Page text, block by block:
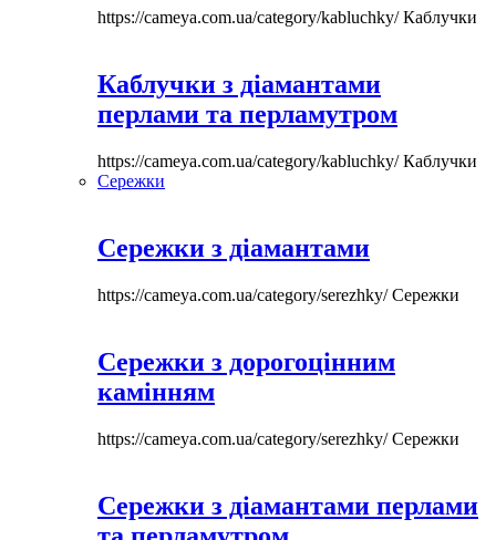
https://cameya.com.ua/category/kabluchky/Каблучки
Каблучки з діамантами
перлами та перламутром
https://cameya.com.ua/category/kabluchky/Каблучки
Сережки
Сережки з діамантами
https://cameya.com.ua/category/serezhky/Сережки
Сережки з дорогоцінним
камінням
https://cameya.com.ua/category/serezhky/Сережки
Сережки з діамантами перлами